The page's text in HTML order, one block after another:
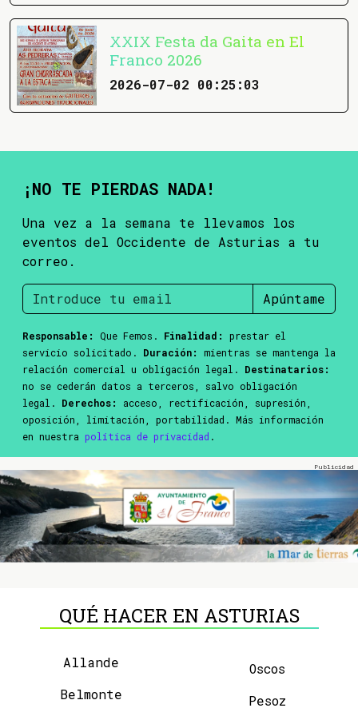
XXIX Festa da Gaita en El
Franco 2026
2026-07-02 00:25:03
¡NO TE PIERDAS NADA!
Una vez a la semana te llevamos los
eventos del Occidente de Asturias a tu
correo.
Apúntame
Responsable: Que Femos. Finalidad:
prestar el
servicio solicitado. Duración:
mientras se mantenga la
relación comercial u obligación legal. Destinatarios:
no se cederán datos a terceros, salvo obligación
legal. Derechos:
acceso, rectificación, supresión,
oposición, limitación, portabilidad. Más información
en nuestra política de privacidad .
QUÉ HACER EN ASTURIAS
Allande
Belmonte
Oscos
Pesoz